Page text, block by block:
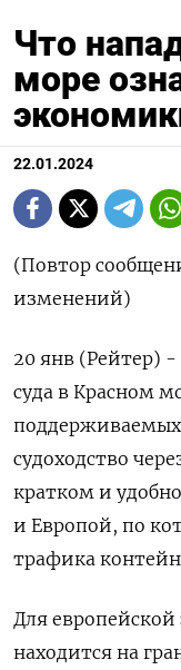
Что
море
22.01.2024
(Повтор
изменений)
20 янв (Рейтер)
суда в Красном
судоходство
кратком и
и Европой, по
трафика
Для
находится на